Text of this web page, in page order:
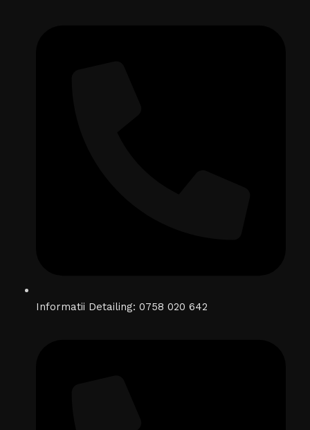
Informatii Detailing: 0758 020 642